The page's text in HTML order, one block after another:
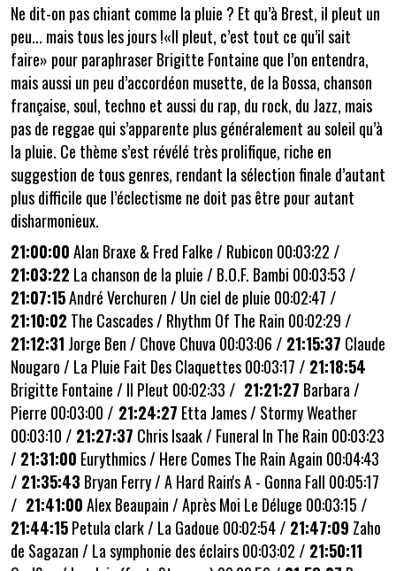
Ne dit-on pas chiant comme la pluie ? Et qu’à Brest, il pleut un
peu... mais tous les jours !«Il pleut, c’est tout ce qu’il sait
faire» pour paraphraser Brigitte Fontaine que l’on entendra,
mais aussi un peu d’accordéon musette, de la Bossa, chanson
française, soul, techno et aussi du rap, du rock, du Jazz, mais
pas de reggae qui s’apparente plus généralement au soleil qu’à
la pluie. Ce thème s’est révélé très prolifique, riche en
suggestion de tous genres, rendant la sélection finale d’autant
plus difficile que l’éclectisme ne doit pas être pour autant
disharmonieux.
21:00:00Alan Braxe & Fred Falke / Rubicon 00:03:22 /
21:03:22 La chanson de la pluie / B.O.F. Bambi 00:03:53 /
21:07:15André Verchuren / Un ciel de pluie 00:02:47 /
21:10:02 The Cascades / Rhythm Of The Rain 00:02:29 /
21:12:31 Jorge Ben / Chove Chuva 00:03:06 / 21:15:37 Claude
Nougaro / La Pluie Fait Des Claquettes 00:03:17 / 21:18:54
Brigitte Fontaine / Il Pleut 00:02:33 / 21:21:27 Barbara /
Pierre 00:03:00 / 21:24:27 Etta James / Stormy Weather
00:03:10 / 21:27:37 Chris Isaak / Funeral In The Rain 00:03:23
/ 21:31:00 Eurythmics / Here Comes The Rain Again 00:04:43
/ 21:35:43 Bryan Ferry / A Hard Rain's A - Gonna Fall 00:05:17
/ 21:41:00Alex Beaupain / Après Moi Le Déluge 00:03:15 /
21:44:15Petula clark / La Gadoue 00:02:54/ 21:47:09 Zaho
de Sagazan / La symphonie des éclairs 00:03:02 / 21:50:11